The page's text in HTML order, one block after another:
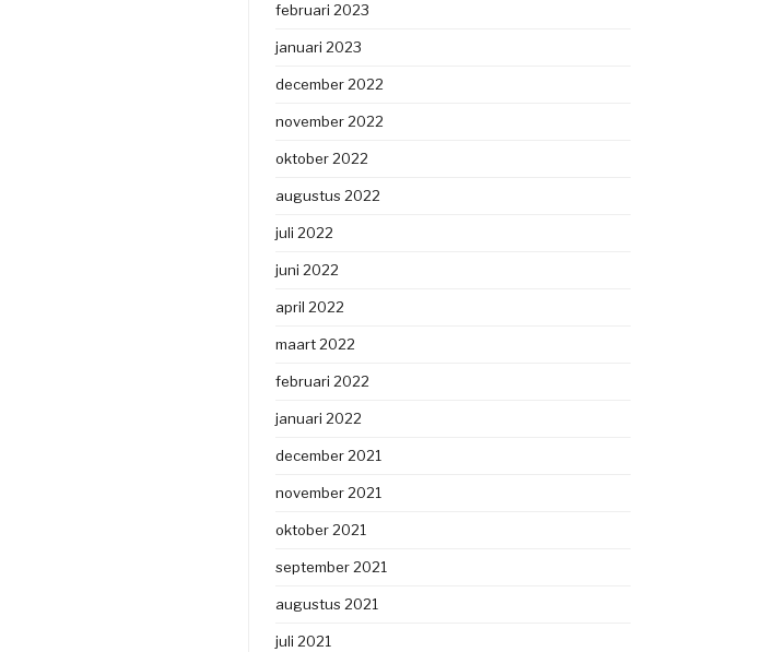
februari 2023
januari 2023
december 2022
november 2022
oktober 2022
augustus 2022
juli 2022
juni 2022
april 2022
maart 2022
februari 2022
januari 2022
december 2021
november 2021
oktober 2021
september 2021
augustus 2021
juli 2021